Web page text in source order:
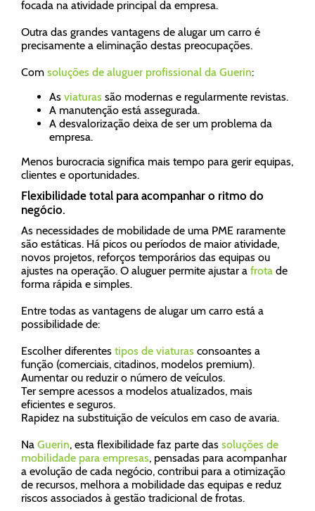
focada na atividade principal da empresa.
Outra das grandes vantagens de alugar um carro é
precisamente a eliminação destas preocupações.
Com soluções de aluguer profissional da Guerin:
As viaturas são modernas e regularmente revistas.
A manutenção está assegurada.
A desvalorização deixa de ser um problema da
empresa.
Menos burocracia significa mais tempo para gerir equipas,
clientes e oportunidades.
Flexibilidade total para acompanhar o ritmo do
negócio.
As necessidades de mobilidade de uma PME raramente
são estáticas. Há picos ou períodos de maior atividade,
novos projetos, reforços temporários das equipas ou
ajustes na operação. O aluguer permite ajustar a frota de
forma rápida e simples.
Entre todas as vantagens de alugar um carro está a
possibilidade de:
Escolher diferentes tipos de viaturas consoantes a
função (comerciais, citadinos, modelos premium).
Aumentar ou reduzir o número de veículos.
Ter sempre acessos a modelos atualizados, mais
eficientes e seguros.
Rapidez na substituição de veículos em caso de avaria.
Na Guerin, esta flexibilidade faz parte das soluções de
mobilidade para empresas, pensadas para acompanhar
a evolução de cada negócio, contribui para a otimização
de recursos, melhora a mobilidade das equipas e reduz
riscos associados à gestão tradicional de frotas.